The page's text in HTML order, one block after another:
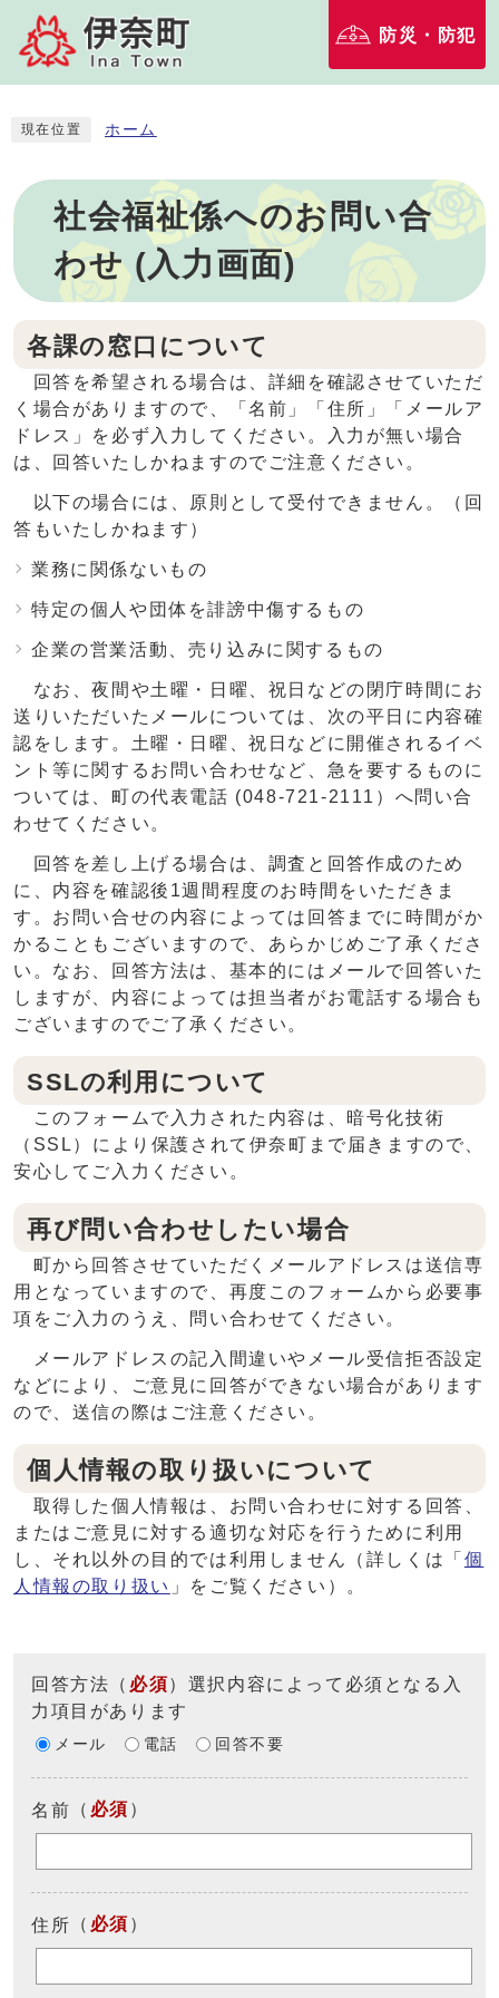
防災・防犯
現在位置 ホーム
社会福祉係へのお問い合
わせ (入力画面)
各課の窓口について
回答を希望される場合は、詳細を確認させていただ
く場合がありますので、「名前」「住所」「メールア
ドレス」を必ず入力してください。入力が無い場合
は、回答いたしかねますのでご注意ください。
以下の場合には、原則として受付できません。（回
答もいたしかねます）
業務に関係ないもの
特定の個人や団体を誹謗中傷するもの
企業の営業活動、売り込みに関するもの
なお、夜間や土曜・日曜、祝日などの閉庁時間にお
送りいただいたメールについては、次の平日に内容確
認をします。土曜・日曜、祝日などに開催されるイベ
ント等に関するお問い合わせなど、急を要するものに
ついては、町の代表電話 (048-721-2111）へ問い合
わせてください。
回答を差し上げる場合は、調査と回答作成のため
に、内容を確認後1週間程度のお時間をいただきま
す。お問い合せの内容によっては回答までに時間がか
かることもございますので、あらかじめご了承くださ
い。なお、回答方法は、基本的にはメールで回答いた
しますが、内容によっては担当者がお電話する場合も
ございますのでご了承ください。
SSLの利用について
このフォームで入力された内容は、暗号化技術
（SSL）により保護されて伊奈町まで届きますので、
安心してご入力ください。
再び問い合わせしたい場合
町から回答させていただくメールアドレスは送信専
用となっていますので、再度このフォームから必要事
項をご入力のうえ、問い合わせてください。
メールアドレスの記入間違いやメール受信拒否設定
などにより、ご意見に回答ができない場合があります
ので、送信の際はご注意ください。
個人情報の取り扱いについて
取得した個人情報は、お問い合わせに対する回答、
またはご意見に対する適切な対応を行うために利用
し、それ以外の目的では利用しません（詳しくは「 個
人情報の取り扱い 」をご覧ください）。
回答方法 （ 必須）選択内容によって必須となる入
力項目があります
メール 電話 回答不要
名前 （ 必須 ）
住所 （ 必須 ）